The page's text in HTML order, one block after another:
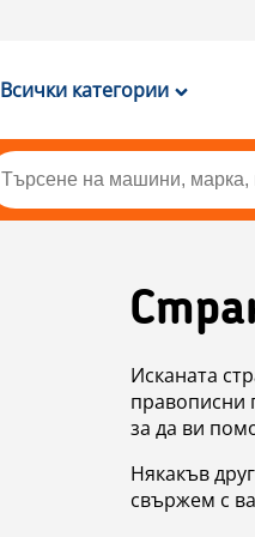
Всички категории
Исканата
правописни
за да ви
Някакъв
свържем с